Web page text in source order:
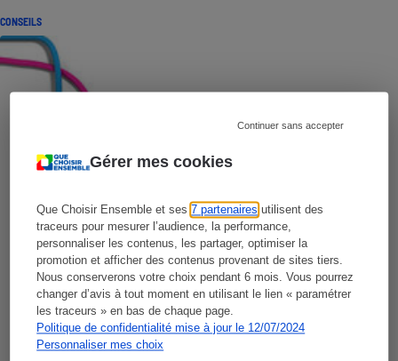
Gérer mes cookies
Que Choisir Ensemble et ses7 partenaires utilisent des
traceurs pour mesurer l’audience, la performance,
personnaliser les contenus, les partager, optimiser la
promotion et afficher des contenus provenant de sites tiers.
Nous conserverons votre choix pendant 6 mois. Vous pourrez
changer d’avis à tout moment en utilisant le lien « paramétrer
les traceurs » en bas de chaque page.
Politique de confidentialité mise à jour le 12/07/2024
Personnaliser mes choix
Continuer sans accepter
CONSEILS